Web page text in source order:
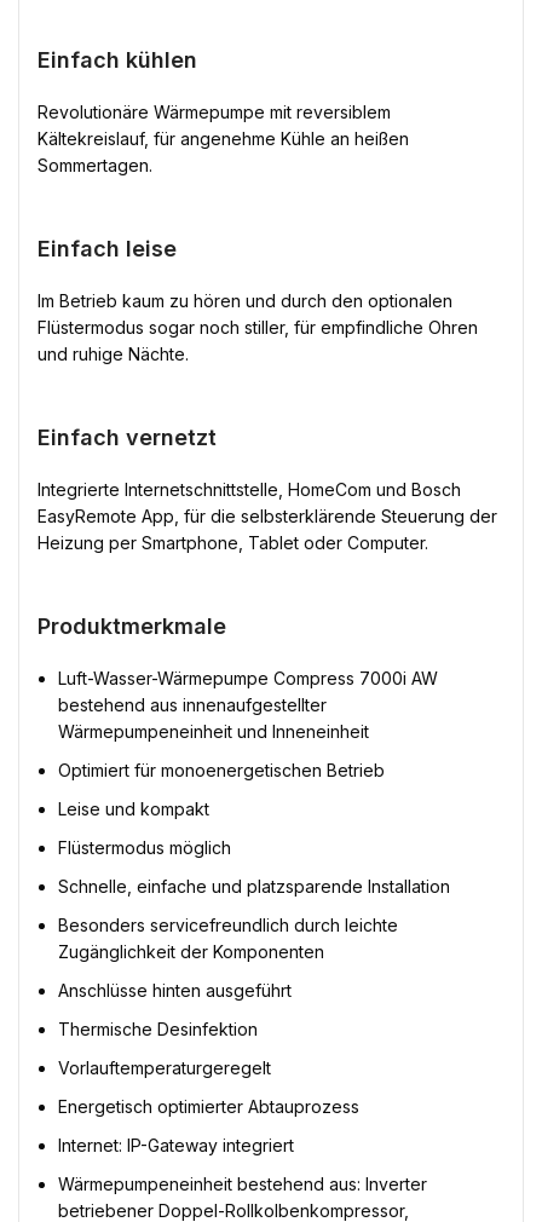
Einfach kühlen
Revolutionäre Wärmepumpe mit reversiblem
Kältekreislauf, für angenehme Kühle an heißen
Sommertagen.
Einfach leise
Im Betrieb kaum zu hören und durch den optionalen
Flüstermodus sogar noch stiller, für empfindliche Ohren
und ruhige Nächte.
Einfach vernetzt
Integrierte Internetschnittstelle, HomeCom und Bosch
EasyRemote App, für die selbsterklärende Steuerung der
Heizung per Smartphone, Tablet oder Computer.
Produktmerkmale
Luft-Wasser-Wärmepumpe Compress 7000i AW
bestehend aus innenaufgestellter
Wärmepumpeneinheit und Inneneinheit
Optimiert für monoenergetischen Betrieb
Leise und kompakt
Flüstermodus möglich
Schnelle, einfache und platzsparende Installation
Besonders servicefreundlich durch leichte
Zugänglichkeit der Komponenten
Anschlüsse hinten ausgeführt
Thermische Desinfektion
Vorlauftemperaturgeregelt
Energetisch optimierter Abtauprozess
Internet: IP-Gateway integriert
Wärmepumpeneinheit bestehend aus: Inverter
betriebener Doppel-Rollkolbenkompressor,